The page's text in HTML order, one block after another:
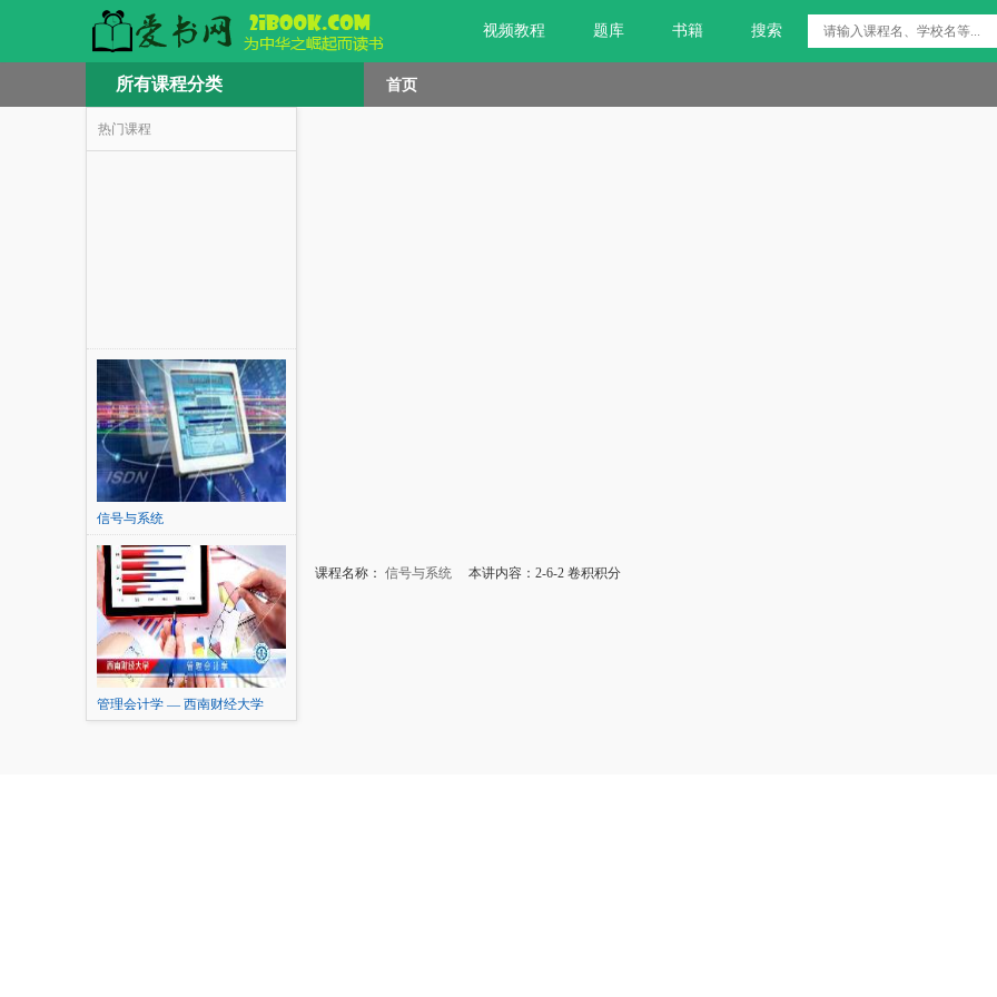
视频教程 题库 书籍 搜索
所有课程分类 首页
热门课程
信号与系统
管理会计学 — 西南财经大学
课程名称： 信号与系统 本讲内容：2-6-2 卷积积分